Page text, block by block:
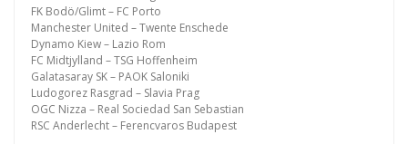
FK Bodö/Glimt – FC Porto
Manchester United – Twente Enschede
Dynamo Kiew – Lazio Rom
FC Midtjylland – TSG Hoffenheim
Galatasaray SK – PAOK Saloniki
Ludogorez Rasgrad – Slavia Prag
OGC Nizza – Real Sociedad San Sebastian
RSC Anderlecht – Ferencvaros Budapest